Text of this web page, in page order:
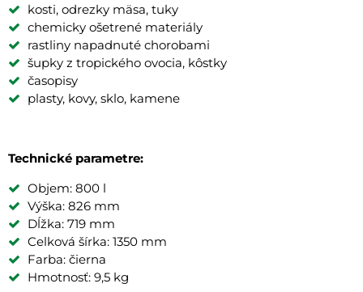
kosti, odrezky mäsa, tuky
chemicky ošetrené materiály
rastliny napadnuté chorobami
šupky z tropického ovocia, kôstky
časopisy
plasty, kovy, sklo, kamene
Technické parametre:
Objem: 800 l
Výška: 826 mm
Dĺžka: 719 mm
Celková šírka: 1350 mm
Farba: čierna
Hmotnosť: 9,5 kg